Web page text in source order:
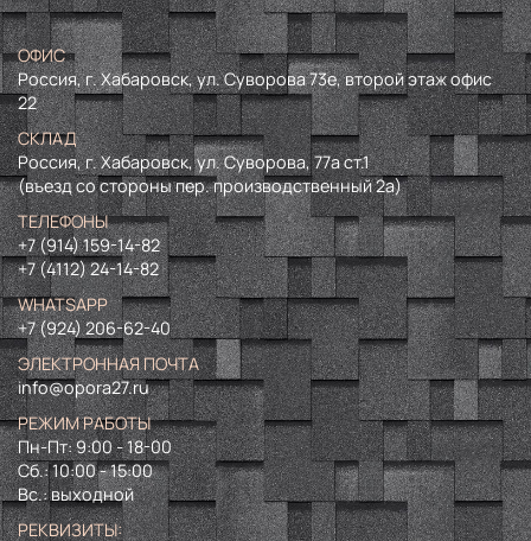
ОФИС
Россия, г. Хабаровск, ул. Суворова 73е, второй этаж офис
22
СКЛАД
Россия, г. Хабаровск, ул. Суворова, 77а ст.1
(въезд со стороны пер. производственный 2а)
ТЕЛЕФОНЫ
+7 (914) 159-14-82
+7 (4112) 24-14-82
WHATSAPP
+7 (924) 206-62-40
ЭЛЕКТРОННАЯ ПОЧТА
info@opora27.ru
РЕЖИМ РАБОТЫ
Пн-Пт: 9:00 - 18-00
Сб.: 10:00 - 15:00
Вс.: выходной
РЕКВИЗИТЫ: